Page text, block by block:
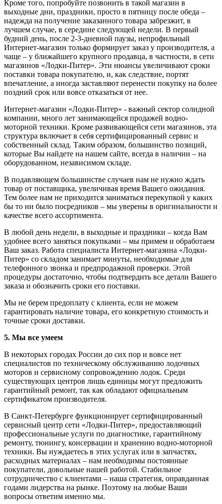
Кроме того, попробуйте позвонить в такой магазин в
выходные дни, праздники, просто в пятницу после обеда –
надежда на получение заказанного товара забрезжит, в
лучшем случае, в середине следующей недели. В первый
будний день, после 2-3-дневной паузы, непрофильный
Интернет-магазин только формирует заказ у производителя, а
чаще – у ближайшего крупного продавца, в частности, в сети
магазинов «Лодки-Питер». Эти нюансы увеличивают сроки
поставки товара покупателю, и, как следствие, портят
впечатление, а иногда заставляют перенести покупку на более
поздний срок или вовсе отказаться от нее.
Интернет-магазин «Лодки-Питер» - важный сектор солидной
компании, много лет занимающейся продажей водно-
моторной техники. Кроме развивающейся сети магазинов, эта
структура включает в себя сертифицированный сервис и
собственный склад. Таким образом, большинство позиций,
которые Вы найдете на нашем сайте, всегда в наличии – на
оборудованном, независимом складе.
В подавляющем большинстве случаев нам не нужно ждать
товар от поставщика, увеличивая время Вашего ожидания.
Тем более нам не приходится заниматься перекупкой у каких
бы то ни было посредников – мы уверены в оригинальности и
качестве всего ассортимента.
В любой день недели, в выходные и праздники – когда Вам
удобнее всего заняться покупками – мы примем и обработаем
Ваш заказ. Работа специалиста Интернет-магазина «Лодки-
Питер» со складом занимает минуты, необходимые для
телефонного звонка и предпродажной проверки. Этой
процедуры достаточно, чтобы подтвердить все детали Вашего
заказа и обозначить сроки его поставки.
Мы не берем предоплату с клиента, если не можем
гарантировать наличие товара, его конкретную стоимость и
точные сроки доставки.
5. Мы все умеем
В некоторых городах России до сих пор и вовсе нет
специалистов по техническому обслуживанию лодочных
моторов и сервисному сопровождению лодок. Среди
существующих центров лишь единицы могут предложить
гарантийный ремонт, так как обладают официальным
сертификатом производителя.
В Санкт-Петербурге функционирует сертифицированный
сервисный центр сети «Лодки-Питер», предоставляющий
профессиональные услуги по диагностике, гарантийному
ремонту, тюнингу, консервации и хранению водно-моторной
техники. Вы нуждаетесь в этих услугах или в запчастях,
расходных материалах – нам необходимы постоянные
покупатели, довольные нашей работой. Стабильное
сотрудничество с клиентами – наша стратегия, оправданная
годами лидерства на рынке. Поэтому на любые Ваши
вопросы ответим именно мы.